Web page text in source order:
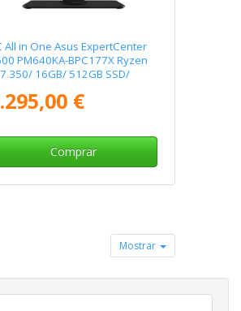
All in One Asus ExpertCenter
PM640KA-BPC177X Ryzen
350/ 16GB/ 512GB SSD/
€
Comprar
Mostrar